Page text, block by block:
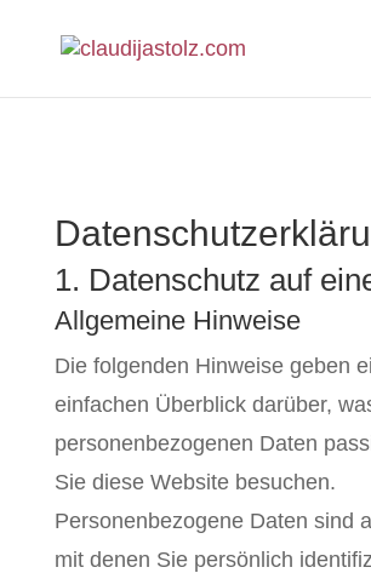
1. Datenschutz auf
Allgemeine Hinweise
Die folgenden Hinweise geben
einfachen Überblick darüber,
personenbezogenen Daten
Sie diese Website besuchen.
Personenbezogene Daten sind
mit denen Sie persönlich